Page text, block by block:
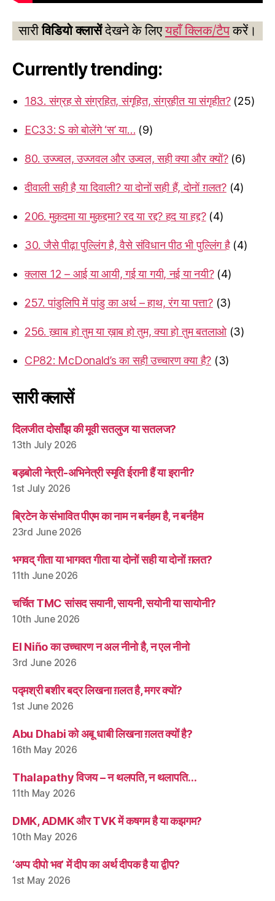
सारीविडियो क्लासेंदेखने के लिएयहाँ क्लिक/टैपकरें।
Currently trending:
183. संग्रह से संग्रहित, संगृहित, संग्रहीत या संगृहीत? (25)
EC33: S को बोलेंगे ‘स’ या… (9)
80. उज्ज्वल, उज्जवल और उज्वल, सही क्या और क्यों? (6)
दीवाली सही है या दिवाली? या दोनों सही हैं, दोनों ग़लत? (4)
206. मुक़दमा या मुक़द्दमा? रद या रद्द? हद या हद्द? (4)
30. जैसे पीढ़ा पुल्लिंग है, वैसे संविधान पीठ भी पुल्लिंग है (4)
क्लास 12 – आई या आयी, गई या गयी, नई या नयी? (4)
257. पांडुलिपि में पांडु का अर्थ – हाथ, रंग या पत्ता? (3)
256. ख़्वाब हो तुम या ख़ाब हो तुम, क्या हो तुम बतलाओ (3)
CP82: McDonald’s का सही उच्चारण क्या है? (3)
सारी क्लासें
दिलजीत दोसाँझ की मूवी सतलुज या सतलज?
13th July 2026
बड़बोली नेत्री-अभिनेत्री स्मृति ईरानी हैं या इरानी?
1st July 2026
ब्रिटेन के संभावित पीएम का नाम न बर्नहम है, न बर्नहैम
23rd June 2026
भगवद् गीता या भागवत गीता या दोनों सही या दोनों ग़लत?
11th June 2026
चर्चित TMC सांसद सयानी, सायनी, सयोनी या सायोनी?
10th June 2026
El Niño का उच्चारण न अल नीनो है, न एल नीनो
3rd June 2026
पद्मश्री बशीर बद्र लिखना ग़लत है, मगर क्यों?
1st June 2026
Abu Dhabi को अबू धाबी लिखना ग़लत क्यों है?
16th May 2026
Thalapathy विजय – न थलपति, न थलापति…
11th May 2026
DMK, ADMK और TVK में कषगम है या कझगम?
10th May 2026
‘अप्प दीपो भव’ में दीप का अर्थ दीपक है या द्वीप?
1st May 2026